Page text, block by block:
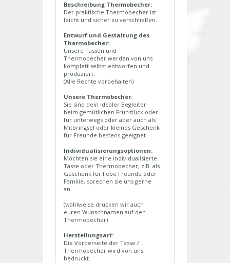
Beschreibung Thermobecher:
Der praktische Thermobecher ist
leicht und sicher zu verschließen.
Entwurf und Gestaltung des
Thermobecher:
Unsere Tassen und
Thermobecher werden von uns
komplett selbst entworfen und
produziert.
(Alle Rechte vorbehalten)
Unsere Thermobecher:
Sie sind dein idealer Begleiter
beim gemütlichen Frühstück oder
für unterwegs oder aber auch als
Mitbringsel oder kleines Geschenk
für Freunde bestens geeignet.
Individualisierungsoptionen:
Möchten sie eine individualisierte
Tasse oder Thermobecher, z.B. als
Geschenk für liebe Freunde oder
Familie, sprechen sie uns gerne
an.
(wahlweise drucken wir auch
euren Wunschnamen auf den
Thermobecher)
Herstellungsart:
Die Vorderseite der Tasse /
Thermobecher wird von uns
bedruckt.